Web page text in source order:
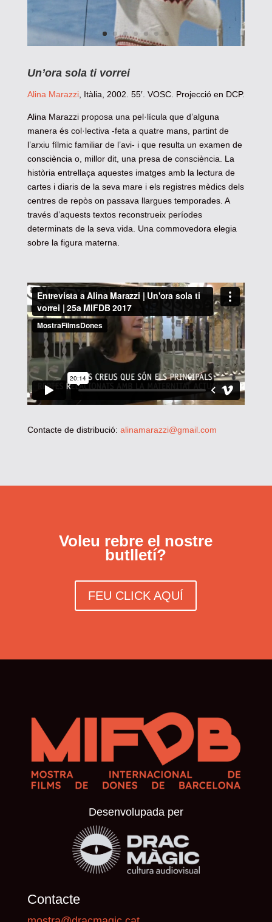
Un’ora sola ti vorrei
Alina Marazzi, Itàlia, 2002. 55′. VOSC. Projecció en DCP.
Alina Marazzi proposa una pel·lícula que d’alguna
manera és col·lectiva -feta a quatre mans, partint de
l’arxiu fílmic familiar de l’avi- i que resulta un examen de
consciència o, millor dit, una presa de consciència. La
història entrellaça aquestes imatges amb la lectura de
cartes i diaris de la seva mare i els registres mèdics dels
centres de repòs on passava llargues temporades. A
través d’aquests textos reconstrueix períodes
determinats de la seva vida. Una commovedora elegia
sobre la figura materna.
Contacte de distribució: alinamarazzi@gmail.com
Voleu rebre el nostre
butlletí?
FEU CLICK AQUÍ
Desenvolupada per
Contacte